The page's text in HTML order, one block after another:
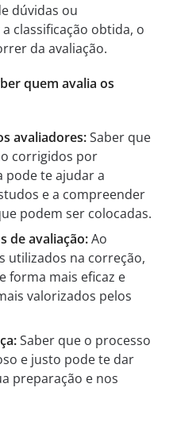
dúvidas ou
classificação obtida, o
da avaliação.
quem avalia os
avaliadores:Saber que
corrigidos por
pode te ajudar a
e a compreender
podem ser colocadas.
de avaliação:Ao
utilizados na correção,
forma mais eficaz e
valorizados pelos
Saber que o processo
e justo pode te dar
preparação e nos